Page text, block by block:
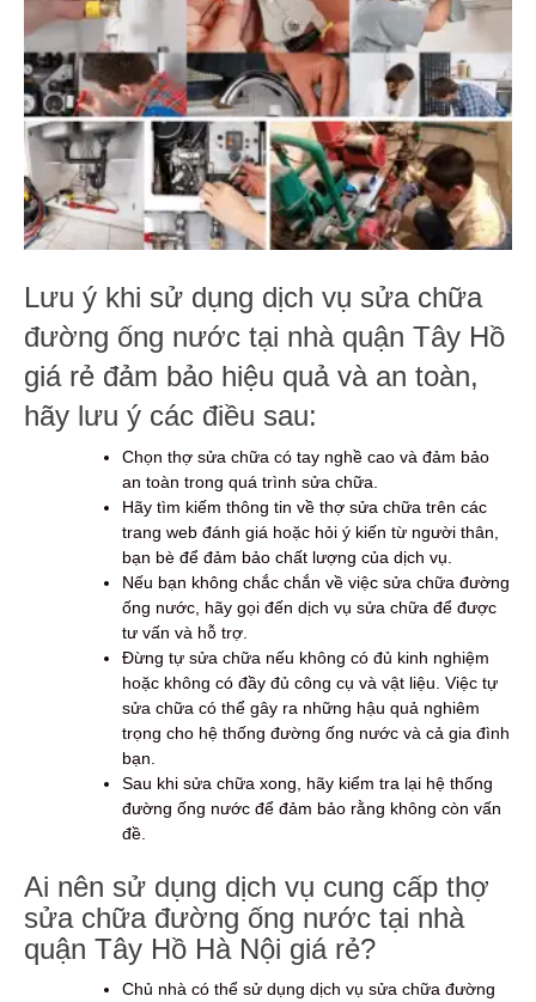
Lưu ý khi sử dụng dịch vụ sửa chữa
đường ống nước tại nhà quận Tây Hồ
giá rẻ đảm bảo hiệu quả và an toàn,
hãy lưu ý các điều sau:
Chọn thợ sửa chữa có tay nghề cao và đảm bảo
an toàn trong quá trình sửa chữa.
Hãy tìm kiếm thông tin về thợ sửa chữa trên các
trang web đánh giá hoặc hỏi ý kiến từ người thân,
bạn bè để đảm bảo chất lượng của dịch vụ.
Nếu bạn không chắc chắn về việc sửa chữa đường
ống nước, hãy gọi đến dịch vụ sửa chữa để được
tư vấn và hỗ trợ.
Đừng tự sửa chữa nếu không có đủ kinh nghiệm
hoặc không có đầy đủ công cụ và vật liệu. Việc tự
sửa chữa có thể gây ra những hậu quả nghiêm
trọng cho hệ thống đường ống nước và cả gia đình
bạn.
Sau khi sửa chữa xong, hãy kiểm tra lại hệ thống
đường ống nước để đảm bảo rằng không còn vấn
đề.
Ai nên sử dụng dịch vụ cung cấp thợ
sửa chữa đường ống nước tại nhà
quận Tây Hồ Hà Nội giá rẻ?
Chủ nhà có thể sử dụng dịch vụ sửa chữa đường